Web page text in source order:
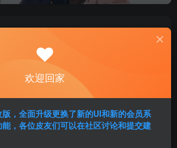
费后查看
2积分
费 超级会员免费
登录购买
欢迎回家
，全面升级更换了新的UI和新的会员系
，各位皮友们可以在社区讨论和提交建